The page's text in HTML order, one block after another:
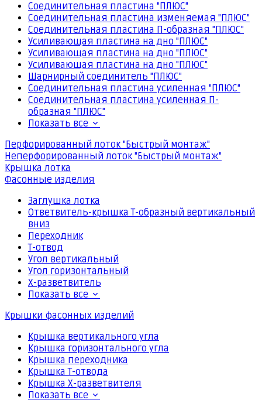
Соединительная пластина "ПЛЮС"
Соединительная пластина изменяемая "ПЛЮС"
Соединительная пластина П-образная "ПЛЮС"
Усиливающая пластина на дно "ПЛЮС"
Усиливающая пластина на дно "ПЛЮС"
Усиливающая пластина на дно "ПЛЮС"
Шарнирный соединитель "ПЛЮС"
Соединительная пластина усиленная "ПЛЮС"
Соединительная пластина усиленная П-
образная "ПЛЮС"
Показать все
Перфорированный лоток "Быстрый монтаж"
Неперфорированный лоток "Быстрый монтаж"
Крышка лотка
Фасонные изделия
Заглушка лотка
Ответвитель-крышка Т-образный вертикальный
вниз
Переходник
Т-отвод
Угол вертикальный
Угол горизонтальный
Х-разветвитель
Показать все
Крышки фасонных изделий
Крышка вертикального угла
Крышка горизонтального угла
Крышка переходника
Крышка Т-отвода
Крышка Х-разветвителя
Показать все